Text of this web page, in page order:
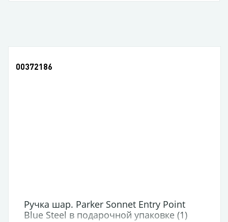
00372186
Ручка шар. Parker Sonnet Entry Point
Blue Steel в подарочной упаковке (1)